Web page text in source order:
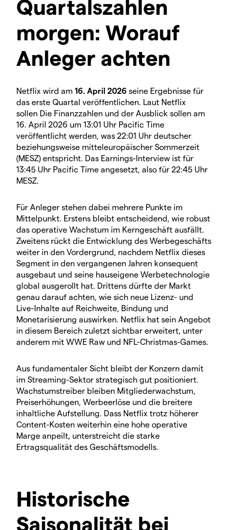
Quartalszahlen
morgen: Worauf
Anleger achten
Netflix wird am 16. April 2026 seine Ergebnisse für
das erste Quartal veröffentlichen. Laut Netflix
sollen Die Finanzzahlen und der Ausblick sollen am
16. April 2026 um 13:01 Uhr Pacific Time
veröffentlicht werden, was 22:01 Uhr deutscher
beziehungsweise mitteleuropäischer Sommerzeit
(MESZ) entspricht. Das Earnings-Interview ist für
13:45 Uhr Pacific Time angesetzt, also für 22:45 Uhr
MESZ.
Für Anleger stehen dabei mehrere Punkte im
Mittelpunkt. Erstens bleibt entscheidend, wie robust
das operative Wachstum im Kerngeschäft ausfällt.
Zweitens rückt die Entwicklung des Werbegeschäfts
weiter in den Vordergrund, nachdem Netflix dieses
Segment in den vergangenen Jahren konsequent
ausgebaut und seine hauseigene Werbetechnologie
global ausgerollt hat. Drittens dürfte der Markt
genau darauf achten, wie sich neue Lizenz- und
Live-Inhalte auf Reichweite, Bindung und
Monetarisierung auswirken. Netflix hat sein Angebot
in diesem Bereich zuletzt sichtbar erweitert, unter
anderem mit WWE Raw und NFL-Christmas-Games.
Aus fundamentaler Sicht bleibt der Konzern damit
im Streaming-Sektor strategisch gut positioniert.
Wachstumstreiber bleiben Mitgliederwachstum,
Preiserhöhungen, Werbeerlöse und die breitere
inhaltliche Aufstellung. Dass Netflix trotz höherer
Content-Kosten weiterhin eine hohe operative
Marge anpeilt, unterstreicht die starke
Ertragsqualität des Geschäftsmodells.
Historische
Saisonalität bei